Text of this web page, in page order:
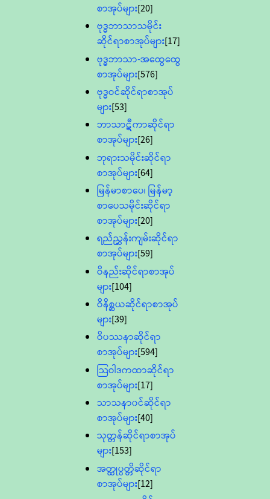
စာအုပ်များ[20]
ဗုဒ္ဓဘာသာသမိုင်း
ဆိုင်ရာစာအုပ်များ[17]
ဗုဒ္ဓဘာသာ-အထွေထွေ
စာအုပ်များ[576]
ဗုဒ္ဓဝင်ဆိုင်ရာစာအုပ်
များ[53]
ဘာသာဋီကာဆိုင်ရာ
စာအုပ်များ[26]
ဘုရားသမိုင်းဆိုင်ရာ
စာအုပ်များ[64]
မြန်မာစာပေ၊ မြန်မာ့
စာပေသမိုင်းဆိုင်ရာ
စာအုပ်များ[20]
ရည်ညွှန်းကျမ်းဆိုင်ရာ
စာအုပ်များ[59]
ဝိနည်းဆိုင်ရာစာအုပ်
များ[104]
ဝိနိစ္ဆယဆိုင်ရာစာအုပ်
များ[39]
ဝိပဿနာဆိုင်ရာ
စာအုပ်များ[594]
သြဝါဒကထာဆိုင်ရာ
စာအုပ်များ[17]
သာသနာ၀င်ဆိုင်ရာ
စာအုပ်များ[40]
သုတ္တန်ဆိုင်ရာစာအုပ်
များ[153]
အတ္ထုပ္ပတ္တိဆိုင်ရာ
စာအုပ်များ[12]